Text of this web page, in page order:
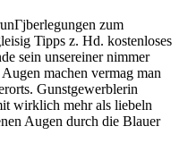
zum
Tipps z. Hd. kostenloses
sein unsereiner nimmer
machen vermag man
Gunstgewerblerin
wirklich mehr als liebeln
Augen durch die Blauer